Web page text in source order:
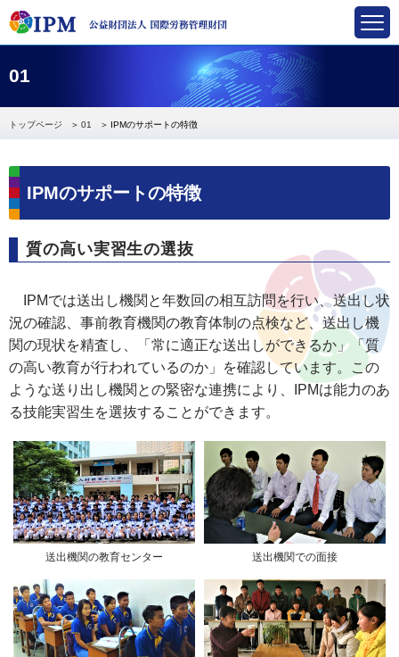
01
トップページ 01 IPMのサポートの特徴
IPMのサポートの特徴
質の高い実習生の選抜
IPMでは送出し機関と年数回の相互訪問を行い、送出し状
況の確認、事前教育機関の教育体制の点検など、送出し機
関の現状を精査し、「常に適正な送出しができるか」「質
の高い教育が行われているのか」を確認しています。この
ような送り出し機関との緊密な連携により、IPMは能力のあ
る技能実習生を選抜することができます。
送出機関の教育センター 送出機関での面接